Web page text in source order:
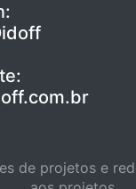
de projetos e